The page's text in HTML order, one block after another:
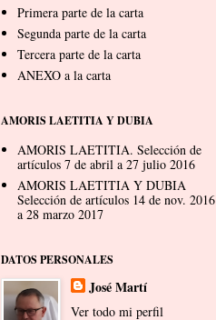
Primera parte de la carta
Segunda parte de la carta
Tercera parte de la carta
ANEXO a la carta
AMORIS LAETITIA Y DUBIA
AMORIS LAETITIA. Selección de
artículos 7 de abril a 27 julio 2016
AMORIS LAETITIA Y DUBIA
Selección de artículos 14 de nov. 2016
a 28 marzo 2017
DATOS PERSONALES
José Martí
Ver todo mi perfil